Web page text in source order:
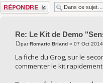
Répondre
Re: Le Kit de Demo
parRomaric Briand » 07 Oct
La fiche du Grog, sur le
commenter le kit